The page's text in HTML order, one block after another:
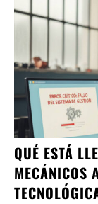
QUÉ ESTÁ
MECÁNICOS